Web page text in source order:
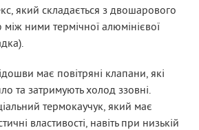
який складається з двошарового
між ними термічної алюмінієвої
має повітряні клапани, які
та затримують холод ззовні.
термокаучук, який має
властивості, навіть при низькій